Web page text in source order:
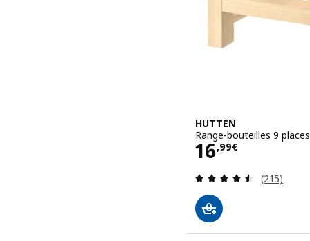
HUTTEN
Range-bouteilles 9
16,99€
Prix 16,99€
(215)